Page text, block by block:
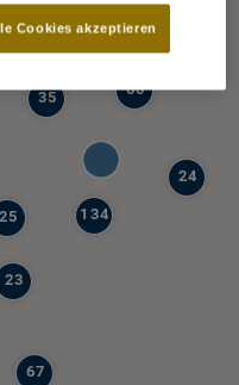
67
134
23
35 60
24
25
Cookies akzeptieren